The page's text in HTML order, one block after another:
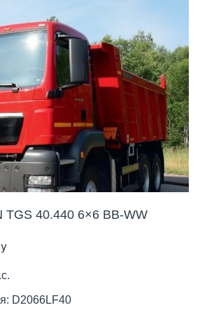
TGS 40.440 6×6 BB-WW
D2066LF40